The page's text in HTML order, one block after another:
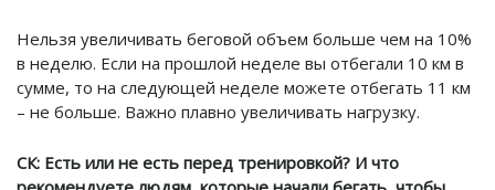
Нельзя увеличивать беговой объем больше чем на 10%
в неделю. Если на прошлой неделе вы отбегали 10 км в
сумме, то на следующей неделе можете отбегать 11 км
– не больше. Важно плавно увеличивать нагрузку.
СК: Есть или не есть перед тренировкой? И что